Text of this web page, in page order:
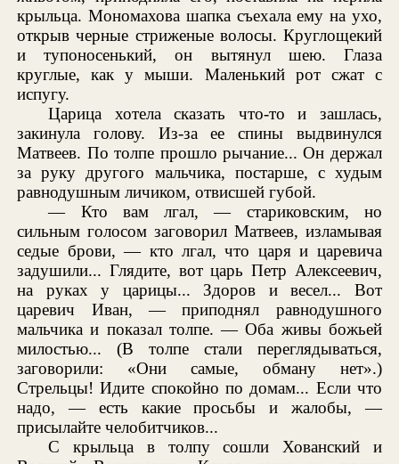
крыльца. Мономахова шапка съехала ему на ухо,
открыв черные стриженые волосы. Круглощекий
и тупоносенький, он вытянул шею. Глаза
круглые, как у мыши. Маленький рот сжат с
испугу.
Царица хотела сказать что-то и зашлась,
закинула голову. Из-за ее спины выдвинулся
Матвеев. По толпе прошло рычание... Он держал
за руку другого мальчика, постарше, с худым
равнодушным личиком, отвисшей губой.
— Кто вам лгал, — стариковским, но
сильным голосом заговорил Матвеев, изламывая
седые брови, — кто лгал, что царя и царевича
задушили... Глядите, вот царь Петр Алексеевич,
на руках у царицы... Здоров и весел... Вот
царевич Иван, — приподнял равнодушного
мальчика и показал толпе. — Оба живы божьей
милостью... (В толпе стали переглядываться,
заговорили: «Они самые, обману нет».)
Стрельцы! Идите спокойно по домам... Если что
надо, — есть какие просьбы и жалобы, —
присылайте челобитчиков...
С крыльца в толпу сошли Хованский и